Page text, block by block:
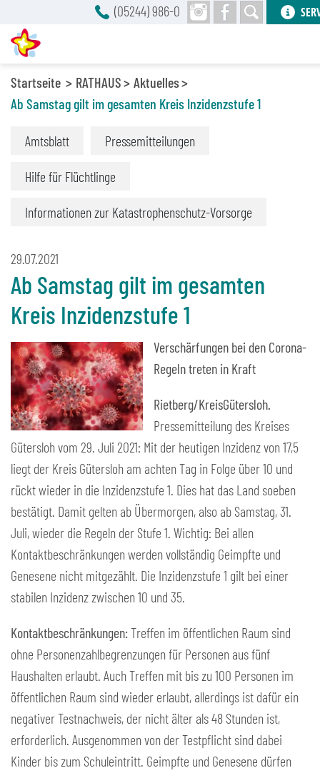
Startseite RATHAUS
Aktuelles
Ab Samstag gilt im gesamten Kreis Inzidenzstufe 1
Amtsblatt Pressemitteilungen
Hilfe für Flüchtlinge
Informationen zur Katastrophenschutz-Vorsorge
29.07.2021
Ab Samstag gilt im gesamten
Kreis Inzidenzstufe 1
Verschärfungen bei den Corona-
Regeln treten in Kraft
Rietberg/KreisGütersloh.
Pressemitteilung des Kreises
Gütersloh vom 29. Juli 2021: Mit der heutigen Inzidenz von 17,5
liegt der Kreis Gütersloh am achten Tag in Folge über 10 und
rückt wieder in die Inzidenzstufe 1. Dies hat das Land soeben
bestätigt. Damit gelten ab Übermorgen, also ab Samstag, 31.
Juli, wieder die Regeln der Stufe 1. Wichtig: Bei allen
Kontaktbeschränkungen werden vollständig Geimpfte und
Genesene nicht mitgezählt. Die Inzidenzstufe 1 gilt bei einer
stabilen Inzidenz zwischen 10 und 35.
Kontaktbeschränkungen:Treffen im öffentlichen Raum sind
ohne Personenzahlbegrenzungen für Personen aus fünf
Haushalten erlaubt. Auch Treffen mit bis zu 100 Personen im
öffentlichen Raum sind wieder erlaubt, allerdings ist dafür ein
negativer Testnachweis, der nicht älter als 48 Stunden ist,
erforderlich. Ausgenommen von der Testpflicht sind dabei
Kinder bis zum Schuleintritt. Geimpfte und Genesene dürfen
(05244) 986-0